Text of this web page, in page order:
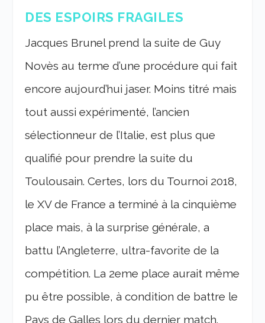
DES ESPOIRS FRAGILES
Jacques Brunel prend la suite de Guy
Novès au terme d’une procédure qui fait
encore aujourd’hui jaser. Moins titré mais
tout aussi expérimenté, l’ancien
sélectionneur de l’Italie, est plus que
qualifié pour prendre la suite du
Toulousain. Certes, lors du Tournoi 2018,
le XV de France a terminé à la cinquième
place mais, à la surprise générale, a
battu l’Angleterre, ultra-favorite de la
compétition. La 2eme place aurait même
pu être possible, à condition de battre le
Pays de Galles lors du dernier match.